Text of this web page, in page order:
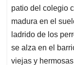
patio del colegio
madura en el
ladrido de los
se alza en el
viejas y